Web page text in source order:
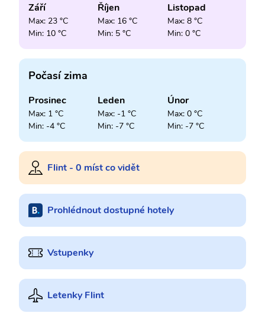
Září
Max: 23 °C
Min: 10 °C
Říjen
Max: 16 °C
Min: 5 °C
Listopad
Max: 8 °C
Min: 0 °C
Počasí zima
Prosinec
Max: 1 °C
Min: -4 °C
Leden
Max: -1 °C
Min: -7 °C
Únor
Max: 0 °C
Min: -7 °C
Flint - 0 míst co vidět
Prohlédnout dostupné hotely
Vstupenky
Letenky Flint